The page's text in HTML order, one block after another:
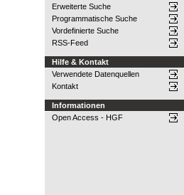
Erweiterte Suche
Programmatische Suche
Vordefinierte Suche
RSS-Feed
Hilfe & Kontakt
Verwendete Datenquellen
Kontakt
Informationen
Open Access - HGF